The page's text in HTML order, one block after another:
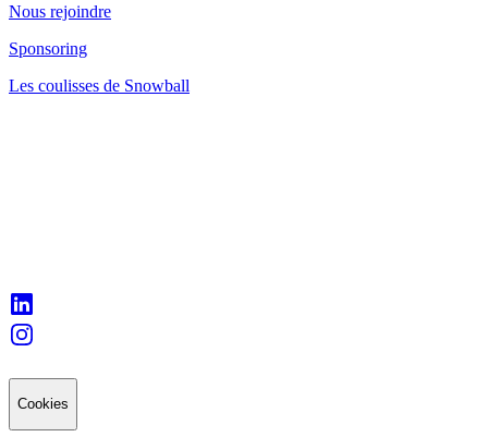
Nous rejoindre
Sponsoring
Les coulisses de Snowball
Cookies